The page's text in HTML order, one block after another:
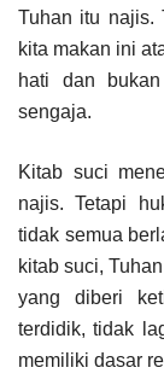
Tuhan itu najis.
kita makan ini
hati dan
sengaja.
Kitab suci
najis. Tetapi
tidak semua
kitab suci,
yang diberi
terdidik, tidak
memiliki dasar